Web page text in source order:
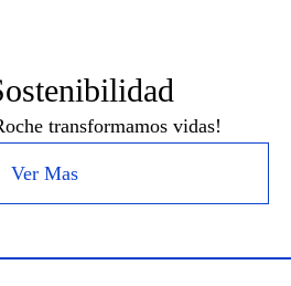
transformamos vidas!
Ver Mas